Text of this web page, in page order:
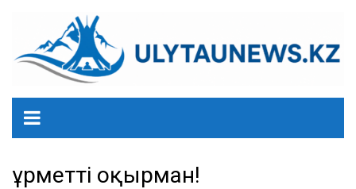
содержанию
Құрметті оқырман!